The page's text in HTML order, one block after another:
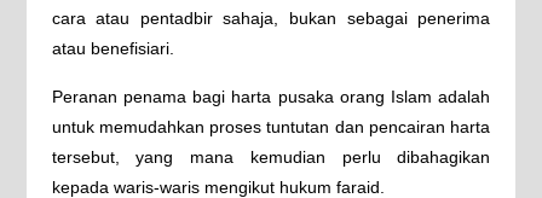
cara atau pentadbir sahaja, bukan sebagai penerima
atau benefisiari.
Peranan penama bagi harta pusaka orang Islam adalah
untuk memudahkan proses tuntutan dan pencairan harta
tersebut, yang mana kemudian perlu dibahagikan
kepada waris-waris mengikut hukum faraid.